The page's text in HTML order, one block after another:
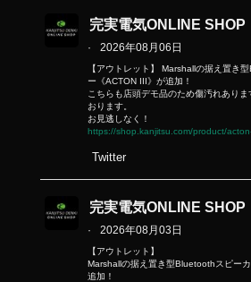
完実電気ONLINE SHOP
·
2026年08月06日
【アウトレット】 Marshallの据え置き
ー《ACTON III》が追加！
こちらも店頭デモ品のため傷汚れあり
おります。
お見逃しなく！
https://shop.kanjitsu.com/product/
Twitter
完実電気ONLINE SHOP
·
2026年08月03日
【アウトレット】
Marshallの据え置き型Bluetoothスピー
追加！